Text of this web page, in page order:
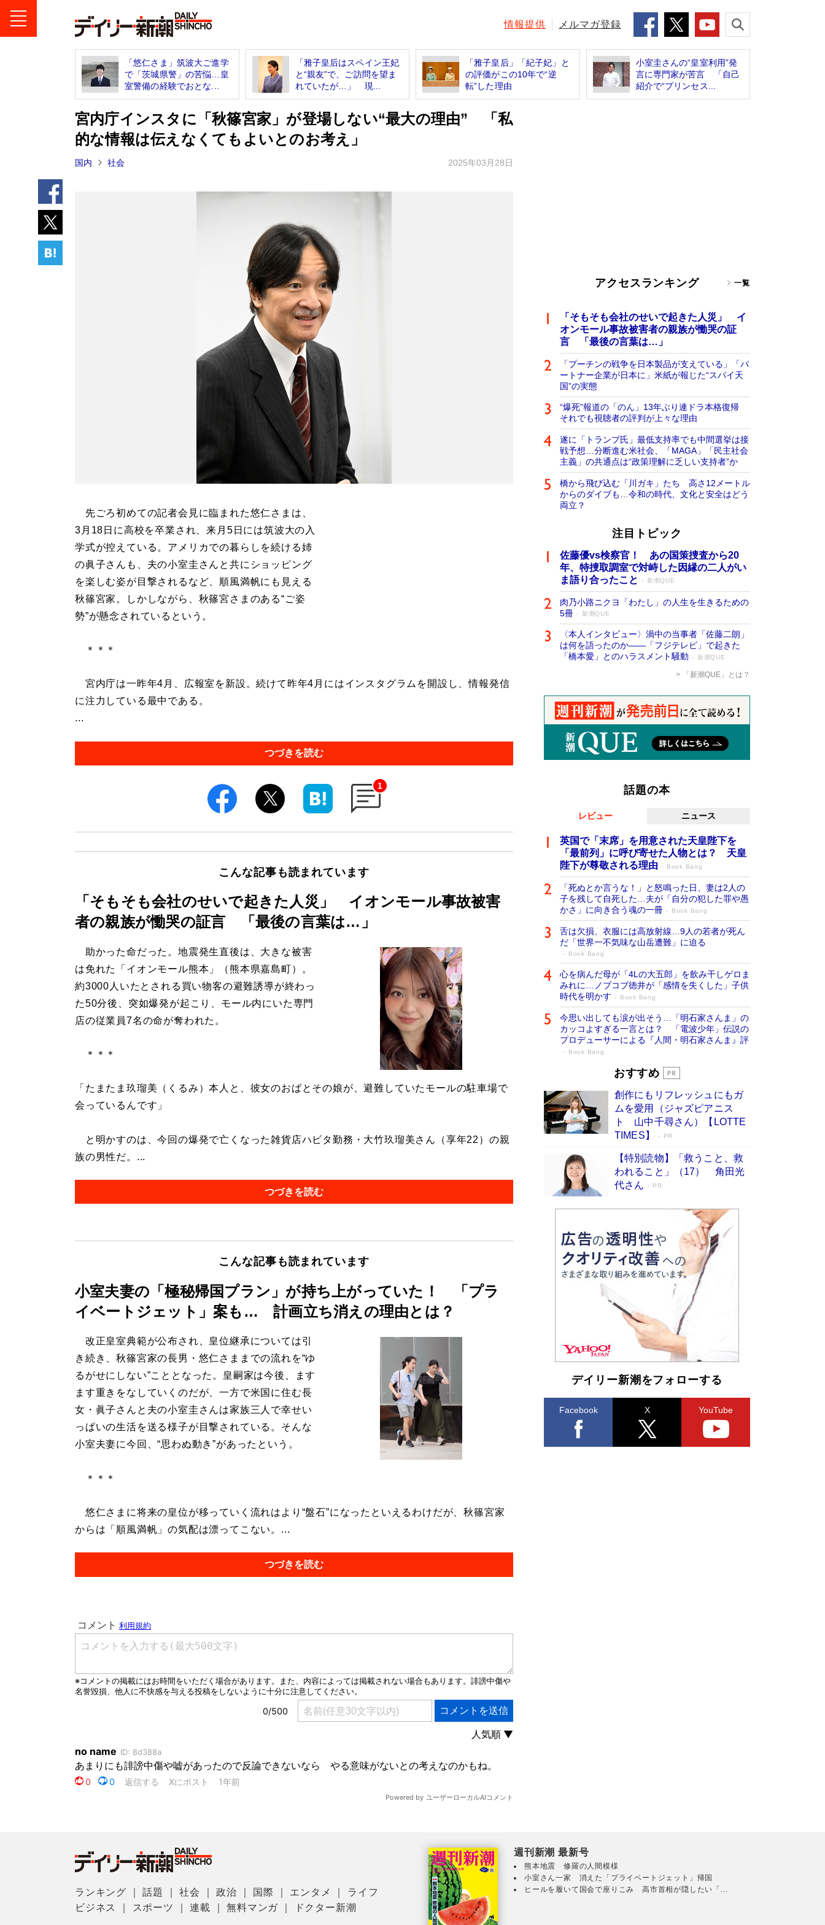
情報提供 メルマガ登録
「悠仁さま」筑波大ご進学
で「茨城県警」の苦悩…皇
室警備の経験でおとな...
「雅子皇后はスペイン王妃
と“親友”で、ご訪問を望ま
れていたが…」 現...
「雅子皇后」「紀子妃」と
の評価がこの10年で“逆
転”した理由
小室圭さんの“皇室利用”発
言に専門家が苦言 「自己
紹介で“プリンセス...
宮内庁インスタに「秋篠宮家」が登場しない“最大の理由” 「私
的な情報は伝えなくてもよいとのお考え」
国内 社会 2025年03月28日
先ごろ初めての記者会見に臨まれた悠仁さまは、
3月18日に高校を卒業され、来月5日には筑波大の入
学式が控えている。アメリカでの暮らしを続ける姉
の眞子さんも、夫の小室圭さんと共にショッピング
を楽しむ姿が目撃されるなど、順風満帆にも見える
秋篠宮家。しかしながら、秋篠宮さまのある“ご姿
勢”が懸念されているという。
＊＊＊
宮内庁は一昨年4月、広報室を新設。続けて昨年4月にはインスタグラムを開設し、情報発信
に注力している最中である。
...
つづきを読む
1
こんな記事も読まれています
「そもそも会社のせいで起きた人災」 イオンモール事故被害
者の親族が慟哭の証言 「最後の言葉は…」
助かった命だった。地震発生直後は、大きな被害
は免れた「イオンモール熊本」（熊本県嘉島町）。
約3000人いたとされる買い物客の避難誘導が終わっ
た50分後、突如爆発が起こり、モール内にいた専門
店の従業員7名の命が奪われた。
＊＊＊
「たまたま玖瑠美（くるみ）本人と、彼女のおばとその娘が、避難していたモールの駐車場で
会っているんです」
と明かすのは、今回の爆発で亡くなった雑貨店ハビタ勤務・大竹玖瑠美さん（享年22）の親
族の男性だ。...
つづきを読む
こんな記事も読まれています
小室夫妻の「極秘帰国プラン」が持ち上がっていた！ 「プラ
イベートジェット」案も… 計画立ち消えの理由とは？
改正皇室典範が公布され、皇位継承については引
き続き、秋篠宮家の長男・悠仁さままでの流れを“ゆ
るがせにしない”こととなった。皇嗣家は今後、ます
ます重きをなしていくのだが、一方で米国に住む長
女・眞子さんと夫の小室圭さんは家族三人で幸せい
っぱいの生活を送る様子が目撃されている。そんな
小室夫妻に今回、“思わぬ動き”があったという。
＊＊＊
悠仁さまに将来の皇位が移っていく流れはより“盤石”になったといえるわけだが、秋篠宮家
からは「順風満帆」の気配は漂ってこない。...
つづきを読む
アクセスランキング 一覧
「そもそも会社のせいで起きた人災」 イ
オンモール事故被害者の親族が慟哭の証
言 「最後の言葉は…」
「プーチンの戦争を日本製品が支えている」「パ
ートナー企業が日本に」米紙が報じた“スパイ天
国”の実態
“爆死”報道の「のん」13年ぶり連ドラ本格復帰
それでも視聴者の評判が上々な理由
遂に「トランプ氏」最低支持率でも中間選挙は接
戦予想…分断進む米社会、「MAGA」「民主社会
主義」の共通点は“政策理解に乏しい支持者”か
橋から飛び込む「川ガキ」たち 高さ12メートル
からのダイブも…令和の時代、文化と安全はどう
両立？
注目トピック
佐藤優vs検察官！ あの国策捜査から20
年、特捜取調室で対峙した因縁の二人がい
ま語り合ったこと
新潮QUE
肉乃小路ニクヨ「わたし」の人生を生きるための
5冊
新潮QUE
〈本人インタビュー〉渦中の当事者「佐藤二朗」
は何を語ったのか――「フジテレビ」で起きた
「橋本愛」とのハラスメント騒動
新潮QUE
「新潮QUE」とは？
話題の本
レビュー ニュース
英国で「末席」を用意された天皇陛下を
「最前列」に呼び寄せた人物とは？ 天皇
陛下が尊敬される理由
Book Bang
「死ぬとか言うな！」と怒鳴った日、妻は2人の
子を残して自死した…夫が「自分の犯した罪や愚
かさ」に向き合う魂の一冊
Book Bang
舌は欠損、衣服には高放射線…9人の若者が死ん
だ「世界一不気味な山岳遭難」に迫る
Book Bang
心を病んだ母が「4Lの大五郎」を飲み干しゲロま
みれに…ノブコブ徳井が「感情を失くした」子供
時代を明かす
Book Bang
今思い出しても涙が出そう…「明石家さんま」の
カッコよすぎる一言とは？ 「電波少年」伝説の
プロデューサーによる『人間・明石家さんま』評
Book Bang
「叱って伸びるやつは、褒めたらもっと伸
た“人を育てるコツ”…芸への考え方を明か
す
Book Bang
「『火垂るの墓』は、大嘘である」原作者が抱き
続けた“自責の念”とは…「自己憐憫は描きたくな
い」監督が徹底的にこだわったこと（後編） #
戦争の記憶
Book Bang
美輪明宏 晩年の回答を集めた『ほほえんで生き
るための人生相談』がランクイン［エンターテイ
メントベストセラー］
Book Bang
「宇宙兄弟」最終46巻がベストセラー1位 宇宙
開発への関心を押し上げた18年の物語に幕 特装
版には「宇宙で描かれたマンガ」も収録
Book Bang
「不意に涙が出そうに…」高嶋政伸が明かし
た“13歳の娘を暴行する役”への葛藤 インティマ
シーコーディネーターに支えられたNHK『大奥』
Book Bang
おすすめ
創作にもリフレッシュにもガ
ムを愛用（ジャズピアニス
ト 山中千尋さん）【LOTTE
TIMES】
PR
【特別読物】「救うこと、救
われること」（17） 角田光
代さん
PR
デイリー新潮をフォローする
Facebook X YouTube
ランキング ｜話題 ｜社会 ｜政治 国際 エンタメ
ライフ
ビジネス
スポーツ ｜連載 ｜無料マンガ ドクター新潮
週刊新潮 最新号
熊本地震 修羅の人間模様
小室さん一家 消えた「プライベートジェット」帰国
ヒールを履いて国会で座りこみ 高市首相が隠したい「...